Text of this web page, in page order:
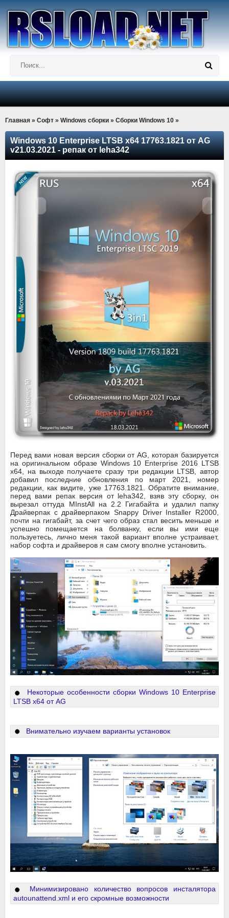
Главная » Софт » Windows сборки » Сборки Windows 10 »
Windows 10 Enterprise LTSB x64 17763.1821 от AG
v21.03.2021 - репак от leha342
Перед вами новая версия сборки от AG, которая базируется
на оригинальном образе Windows 10 Enterprise 2016 LTSB
x64, на выходе получаете сразу три редакции LTSB, автор
добавил последние обновления по март 2021, номер
редакции, как видите, уже 17763.1821. Обратите внимание,
перед вами репак версия от leha342, взяв эту сборку, он
вырезал оттуда MInstAllна 2.2 Гигабайта и удалил папку
Драйверпак с драйверпаком Snappy Driver Installer R2000,
почти на гигабайт, за счет чего образ стал весить меньше и
успешно помещается на болванку, если вы ими еще
пользуетесь, лично меня такой вариант вполне устраивает,
набор софта и драйверов я сам смогу вполне установить.
Некоторые особенности сборки Windows 10 Enterprise
LTSB x64 от AG
Внимательно изучаем варианты установок
Минимизировано количество вопросов инсталятора
autounattend.xml и его скромные возможности